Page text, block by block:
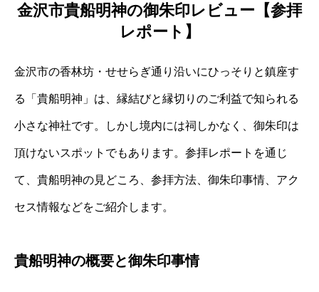
金沢市貴船明神の御朱印レビュー【参拝
レポート】
金沢市の香林坊・せせらぎ通り沿いにひっそりと鎮座す
る「貴船明神」は、縁結びと縁切りのご利益で知られる
小さな神社です。しかし境内には祠しかなく、御朱印は
頂けないスポットでもあります。参拝レポートを通じ
て、貴船明神の見どころ、参拝方法、御朱印事情、アク
セス情報などをご紹介します。
貴船明神の概要と御朱印事情